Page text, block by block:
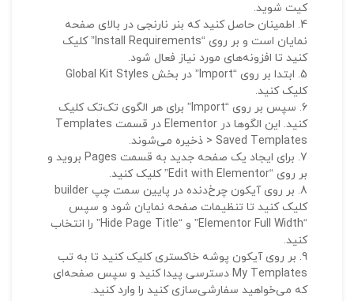
کیت شوید.
اطمینان حاصل کنید که بنر نارنجی در بالای صفحه
نمایان است و بر روی “Install Requirements” کلیک
کنید تا افزونه‌های مورد نیاز فعال شود.
ابتدا بر روی “Import” در بخش Global Kit Styles
کلیک کنید.
سپس بر روی “Import” برای هر الگوی تک‌تک کلیک
کنید. این الگوها در Elementor در قسمت Templates
> Saved Templates ذخیره می‌شوند.
برای ایجاد یک صفحه جدید به قسمت Pages بروید و
بر روی “Edit with Elementor” کلیک کنید.
بر روی آیکون چرخ‌دنده در پایین سمت چپ builder
کلیک کنید تا تنظیمات صفحه نمایان شود و سپس
“Elementor Full Width” و “Hide Page Title” را انتخاب
کنید.
بر روی آیکون پوشه خاکستری کلیک کنید تا به تب
My Templates دسترسی پیدا کنید و سپس صفحه‌ای
که می‌خواهید سفارشی‌سازی کنید را وارد کنید.